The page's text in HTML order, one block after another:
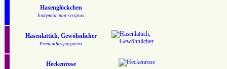
Hasenglöckchen
Endymion non-scriptus
Hasenlattich, Gewöhnlicher
Prenanthes purpurea
Heckenrose